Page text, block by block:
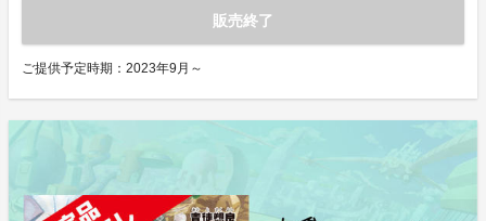
販売終了
ご提供予定時期： 2023年9月～